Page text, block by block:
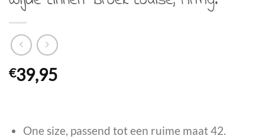
€39,95
One size, passend tot een ruime maat 42.